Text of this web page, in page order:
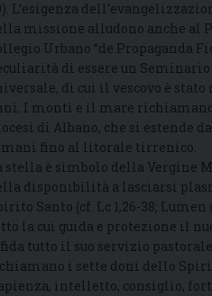
L’esigenza
missione alludono anche al
Urbano “de Propaganda
di essere un
di cui il vescovo è
I monti e il mare
di Albano, che si estende
fino al litorale tirrenico.
stella è simbolo della Vergine
disponibilità a lasciarsi
Santo (cf. Lc 1,26-38;
la cui guida e protezione il
tutto il suo servizio
i sette doni dello
intelletto, consiglio,